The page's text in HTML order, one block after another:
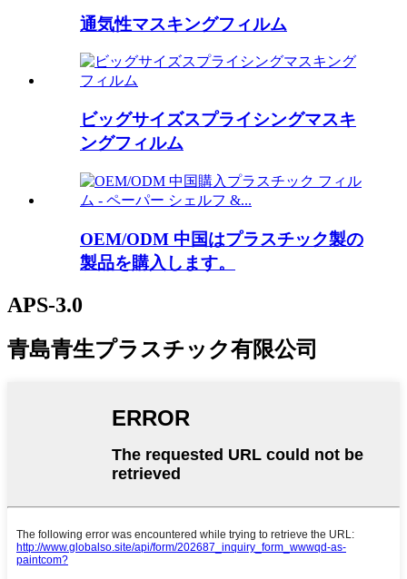
通気性マスキングフィルム
ビッグサイズスプライシングマスキ
ングフィルム
OEM/ODM 中国はプラスチック製の
製品を購入します。
APS-3.0
青島青生プラスチック有限公司